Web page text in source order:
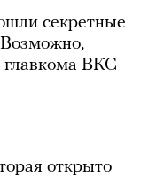
секретные
главкома ВКС
открыто